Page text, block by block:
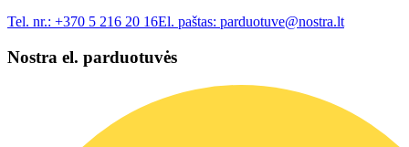
Tel. nr.: +370 5 216 20 16El. paštas: parduotuve@nostra.lt
Nostra el. parduotuvės